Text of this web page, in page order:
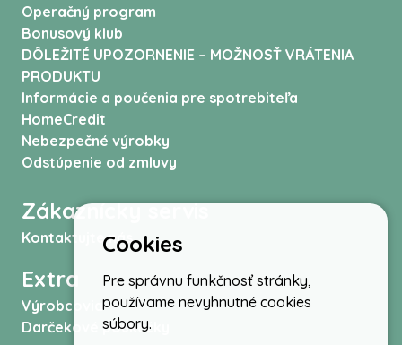
Operačný program
Bonusový klub
DÔLEŽITÉ UPOZORNENIE – MOŽNOSŤ VRÁTENIA
PRODUKTU
Informácie a poučenia pre spotrebiteľa
HomeCredit
Nebezpečné výrobky
Odstúpenie od zmluvy
Zákaznícky servis
Kontaktujte nás
Extra
Výrobcovia
Darčekové poukážky
Cookies
Pre správnu funkčnosť stránky,
používame nevyhnutné cookies
súbory.